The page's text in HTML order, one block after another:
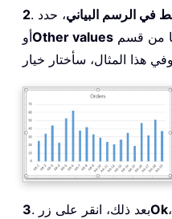
2 في الرسم البياني، حدد
أوOther values من قسم
وفي هذا المثال، سأختار خيار
3 . بعد ذلك، انقر على زرOk، وسيتم إدراج خط متوسط أفقي